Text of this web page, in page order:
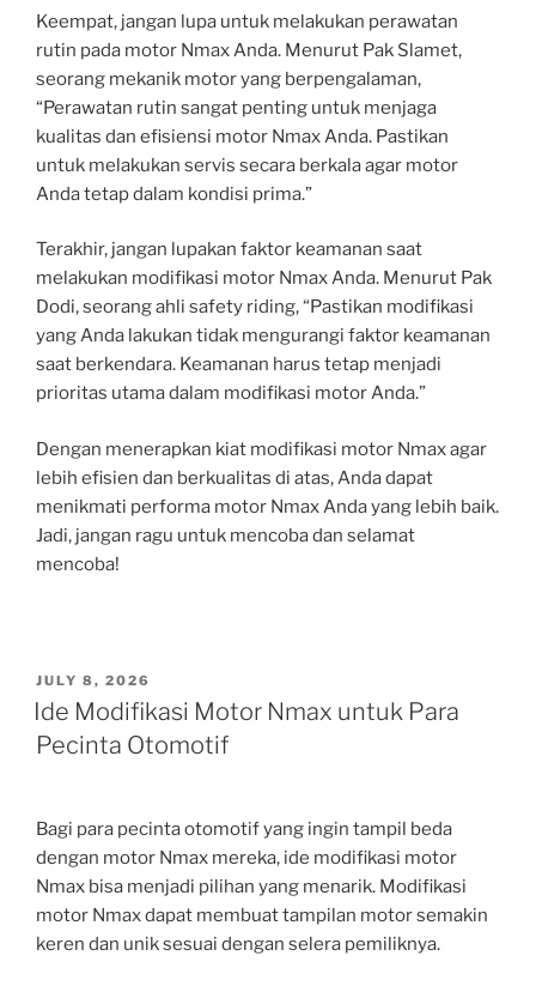
Keempat, jangan lupa untuk melakukan perawatan
rutin pada motor Nmax Anda. Menurut Pak Slamet,
seorang mekanik motor yang berpengalaman,
“Perawatan rutin sangat penting untuk menjaga
kualitas dan efisiensi motor Nmax Anda. Pastikan
untuk melakukan servis secara berkala agar motor
Anda tetap dalam kondisi prima.”
Terakhir, jangan lupakan faktor keamanan saat
melakukan modifikasi motor Nmax Anda. Menurut Pak
Dodi, seorang ahli safety riding, “Pastikan modifikasi
yang Anda lakukan tidak mengurangi faktor keamanan
saat berkendara. Keamanan harus tetap menjadi
prioritas utama dalam modifikasi motor Anda.”
Dengan menerapkan kiat modifikasi motor Nmax agar
lebih efisien dan berkualitas di atas, Anda dapat
menikmati performa motor Nmax Anda yang lebih baik.
Jadi, jangan ragu untuk mencoba dan selamat
mencoba!
POSTED
ON
JULY 8, 2026
Ide Modifikasi Motor Nmax untuk Para
Pecinta Otomotif
Bagi para pecinta otomotif yang ingin tampil beda
dengan motor Nmax mereka, ide modifikasi motor
Nmax bisa menjadi pilihan yang menarik. Modifikasi
motor Nmax dapat membuat tampilan motor semakin
keren dan unik sesuai dengan selera pemiliknya.